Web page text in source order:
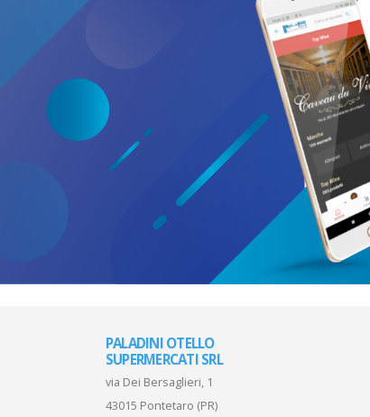
PALADINI OTELLO
SUPERMERCATI SRL
via Dei Bersaglieri, 1
43015 Pontetaro (PR)